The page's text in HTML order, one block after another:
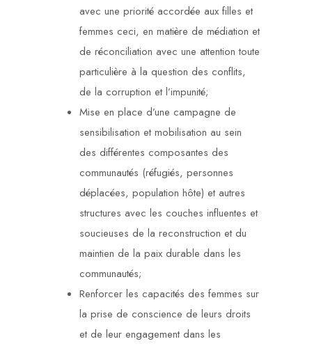
avec une priorité accordée aux filles et
femmes ceci, en matière de médiation et
de réconciliation avec une attention toute
particulière à la question des conflits,
de la corruption et l’impunité;
Mise en place d’une campagne de
sensibilisation et mobilisation au sein
des différentes composantes des
communautés (réfugiés, personnes
déplacées, population hôte) et autres
structures avec les couches influentes et
soucieuses de la reconstruction et du
maintien de la paix durable dans les
communautés;
Renforcer les capacités des femmes sur
la prise de conscience de leurs droits
et de leur engagement dans les